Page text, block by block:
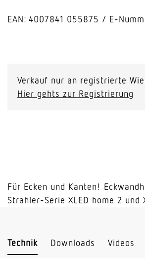
EAN: 4007841 055875 E-
home
Verkauf nur an registrierte
Hier gehts zur Registrierung
Für Ecken und Kanten!
Strahler-Serie XLED home 2 und
Technik Downloads Videos